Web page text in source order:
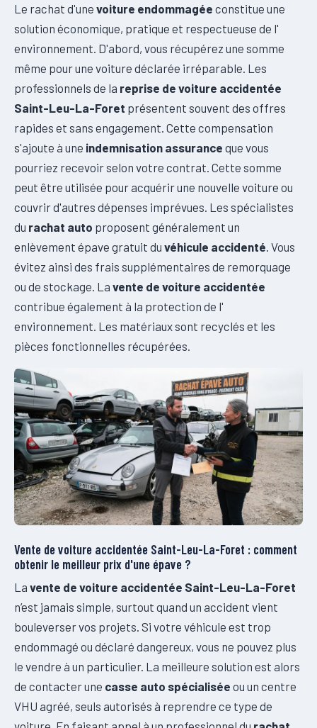
Le rachat d'une voiture endommagée constitue une
solution économique, pratique et respectueuse de l'
environnement. D'abord, vous récupérez une somme
même pour une voiture déclarée irréparable. Les
professionnels de la reprise de voiture accidentée
Saint-Leu-La-Foret présentent souvent des offres
rapides et sans engagement. Cette compensation
s'ajoute à une indemnisation assurance que vous
pourriez recevoir selon votre contrat. Cette somme
peut être utilisée pour acquérir une nouvelle voiture ou
couvrir d'autres dépenses imprévues. Les spécialistes
du rachat auto proposent généralement un
enlèvement épave gratuit du véhicule accidenté . Vous
évitez ainsi des frais supplémentaires de remorquage
ou de stockage. La vente de voiture accidentée
contribue également à la protection de l'
environnement. Les matériaux sont recyclés et les
pièces fonctionnelles récupérées.
Vente de voiture accidentée Saint-Leu-La-Foret : comment
obtenir le meilleur prix d'une épave ?
La vente de voiture accidentée Saint-Leu-La-Foret
n’est jamais simple, surtout quand un accident vient
bouleverser vos projets. Si votre véhicule est trop
endommagé ou déclaré dangereux, vous ne pouvez plus
le vendre à un particulier. La meilleure solution est alors
de contacter une casse auto spécialisée ou un centre
VHU agréé, seuls autorisés à reprendre ce type de